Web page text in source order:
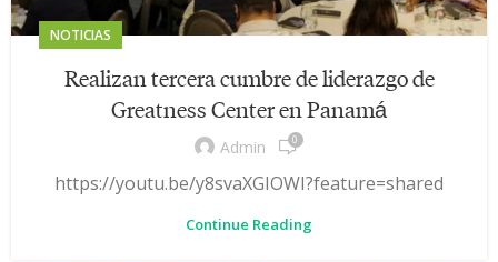
NOTICIAS
Realizan tercera cumbre de liderazgo de
Greatness Center en Panamá
Admin 0
https://youtu.be/y8svaXGIOWI?feature=shared
Continue Reading